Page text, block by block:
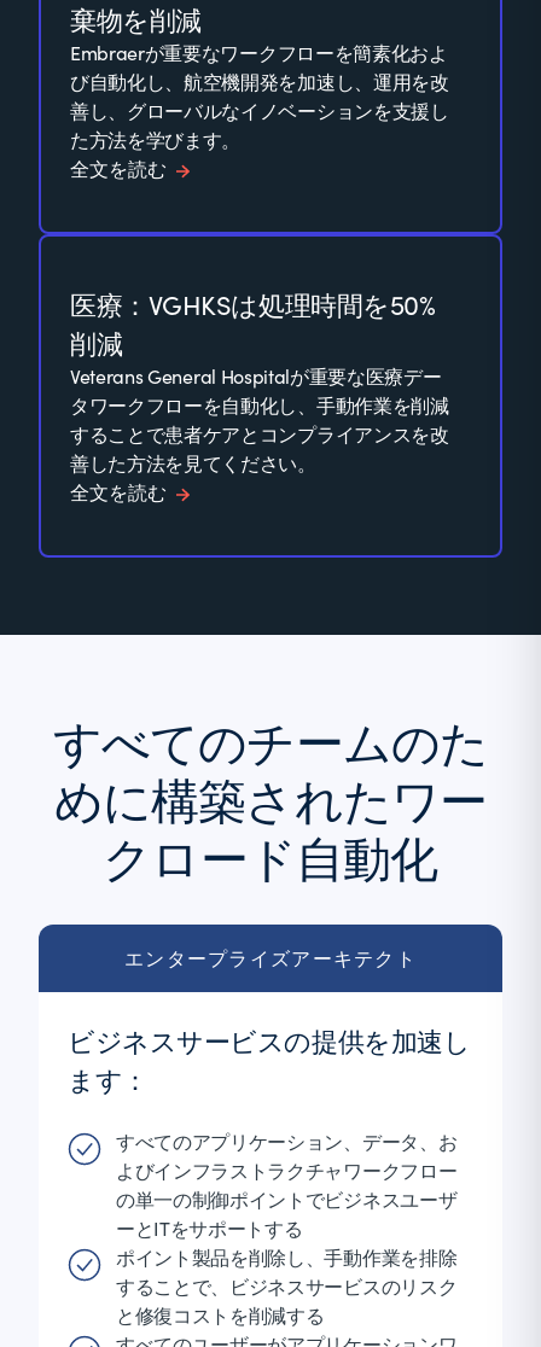
棄物を削減
Embraerが重要なワークフローを簡素化およ
び自動化し、航空機開発を加速し、運用を改
善し、グローバルなイノベーションを支援し
た方法を学びます。
全文を読む
医療：VGHKSは処理時間を50%
削減
Veterans General Hospitalが重要な医療デー
タワークフローを自動化し、手動作業を削減
することで患者ケアとコンプライアンスを改
善した方法を見てください。
全文を読む
すべてのチームのた
めに構築されたワー
クロード自動化
エンタープライズアーキテクト
ビジネスサービスの提供を加速し
ます：
すべてのアプリケーション、データ、お
よびインフラストラクチャワークフロー
の単一の制御ポイントでビジネスユーザ
ーとITをサポートする
ポイント製品を削除し、手動作業を排除
することで、ビジネスサービスのリスク
と修復コストを削減する